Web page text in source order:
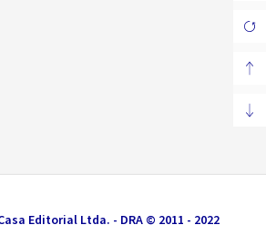
Editorial Ltda. - DRA © 2011 - 2022